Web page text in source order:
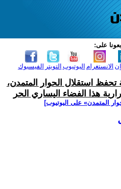
على:
الفيسبوك التويتر اليوتيوب الانستغرام
تحفظ استقلال الحوار المتمدن،
هذا الفضاء اليساري الحر
المتمدن» على اليوتيوب]